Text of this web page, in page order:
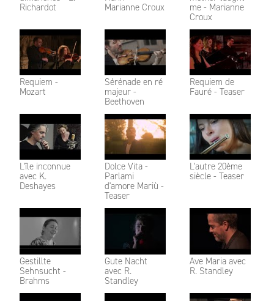
Richardot
Marianne Croux
me - Marianne
Croux
Requiem -
Mozart
Sérénade en ré
majeur -
Beethoven
Requiem de
Fauré - Teaser
L'île inconnue
avec K.
Deshayes
Dolce Vita -
Parlami
d'amore Mariù -
Teaser
L'autre 20ème
siècle - Teaser
Gestillte
Sehnsucht -
Brahms
Gute Nacht
avec R.
Standley
Ave Maria avec
R. Standley